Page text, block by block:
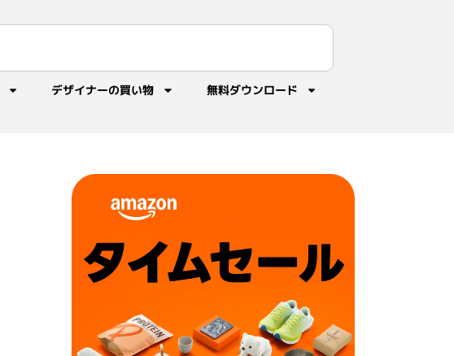
デザイナーの買い物 無料ダウンロード